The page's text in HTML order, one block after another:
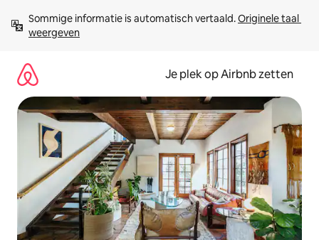
direct
naar
Sommige informatie is automatisch vertaald. Originele taal
weergeven
Je plek op Airbnb zetten